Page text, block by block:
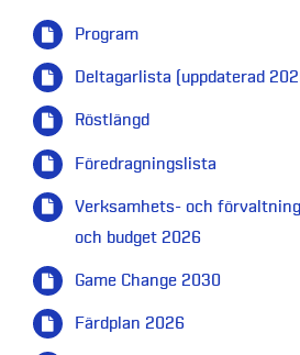
Program
Deltagarlista (uppdaterad
Röstlängd
Föredragningslista
Verksamhets- och
och budget 2026
Game Change 2030
Färdplan 2026